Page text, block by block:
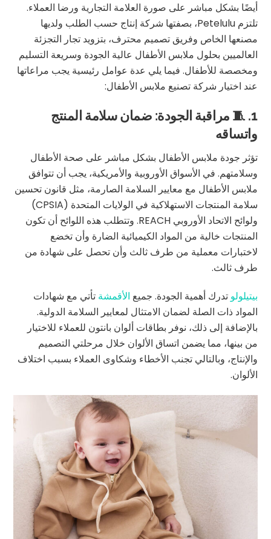
أيضًا بشكل مباشر على صورة العلامة التجارية ورضا العملاء.
تلتزم Petelulu، بصفتها شركة إنتاج حسب الطلب ولديها
مصنعها الخاص وفريق تصميم محترف، بتزويد تجار التجزئة
العالميين بحلول ملابس الأطفال عالية الجودة وسريعة التسليم
ومخصصة للأطفال. فيما يلي عدة عوامل رئيسية يجب مراعاتها
عند اختيار شركة تصنيع ملابس الأطفال:
1. 🧵 مراقبة الجودة: ضمان سلامة المنتج
واتساقه
تؤثر جودة ملابس الأطفال بشكل مباشر على صحة الأطفال
وسلامتهم. في الأسواق الأوروبية والأمريكية، يجب أن تتوافق
ملابس الأطفال مع معايير السلامة الصارمة، مثل قانون تحسين
سلامة المنتجات الاستهلاكية في الولايات المتحدة (CPSIA)
ولوائح الاتحاد الأوروبي REACH. وتتطلب هذه اللوائح أن تكون
المنتجات خالية من المواد الكيميائية الضارة وأن تخضع
لاختبارات معملية من طرف ثالث وأن تحصل على شهادة من
طرف ثالث.
بيتيلولو تدرك أهمية الجودة. جميع الأقمشة تأتي مع شهادات
المواد ذات الصلة لضمان الامتثال لمعايير السلامة الدولية.
بالإضافة إلى ذلك، نوفر بطاقات ألوان بانتون للعملاء للاختيار
من بينها، مما يضمن اتساق الألوان خلال مرحلتي التصميم
والإنتاج، وبالتالي تجنب الأخطاء وشكاوى العملاء بسبب اختلاف
الألوان.